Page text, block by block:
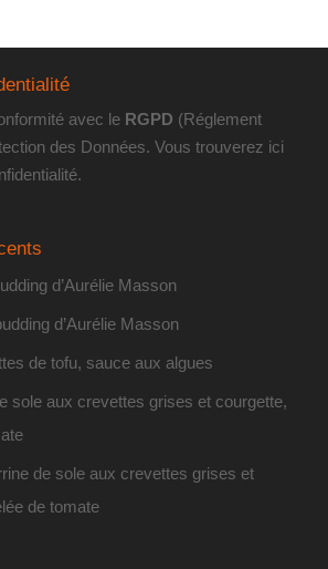
avec le RGPD (Réglement
des Données. Vous trouverez ici
.
d’Aurélie Masson
d’Aurélie Masson
de tofu, sauce aux algues
sole aux crevettes grises et courgette,
de sole aux crevettes grises et
de tomate